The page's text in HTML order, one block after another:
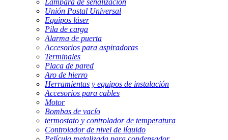
Lámpara de señalización
Unión Postal Universal
Equipos láser
Pila de carga
Alarma de puerta
Accesorios para aspiradoras
Terminales
Placa de pared
Aro de hierro
Herramientas y equipos de instalación
Accesorios para cables
Motor
Bombas de vacío
termostato y controlador de temperatura
Controlador de nivel de líquido